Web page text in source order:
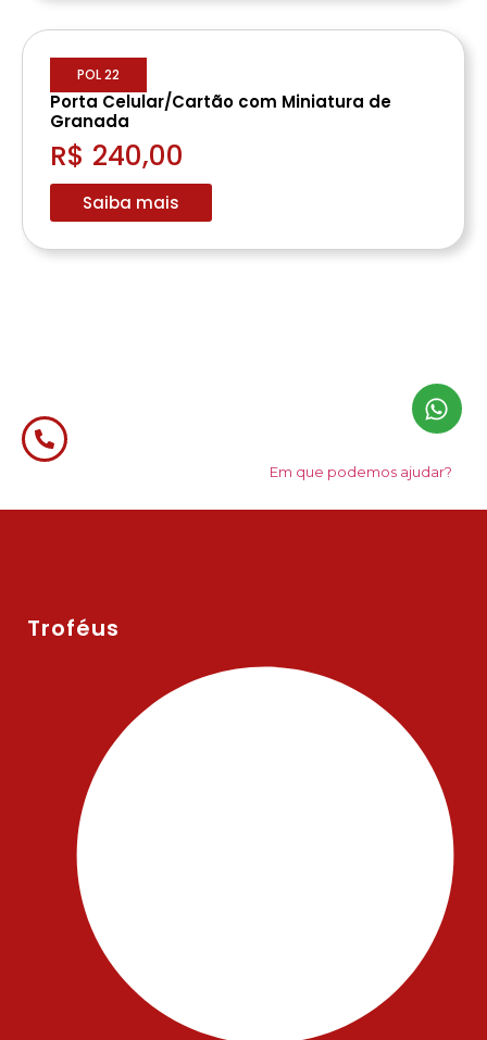
POL 22
Porta Celular/Cartão com Miniatura de
Granada
R$ 240,00
Saiba mais
Em que podemos ajudar?
Troféus